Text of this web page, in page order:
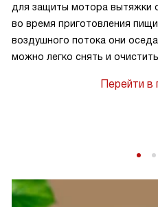
для защиты мотора вытяжки
во время приготовления
воздушного потока они
можно легко снять и очистить.
Перейти в